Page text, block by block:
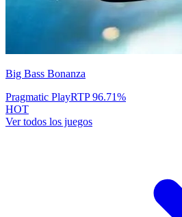
Big Bass Bonanza
Pragmatic PlayRTP96.71%
HOT
Ver todos los juegos